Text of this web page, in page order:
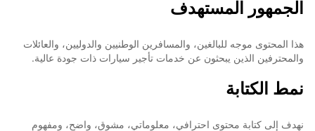
الجمهور المستهدف
هذا المحتوى موجه للبالغين، والمسافرين الوطنيين والدوليين، والعائلات
والمحترفين الذين يبحثون عن خدمات تأجير سيارات ذات جودة عالية.
نمط الكتابة
نهدف إلى كتابة محتوى احترافي، معلوماتي، مشوق، واضح، ومفهوم